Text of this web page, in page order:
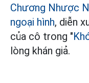
Chương Nhược
ngoại hình, diễn
của cô trong "
lòng khán giả.